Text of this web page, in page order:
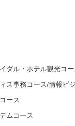
ダル・ホテル観光コー
事務コース/情報ビ
ース
ムコース